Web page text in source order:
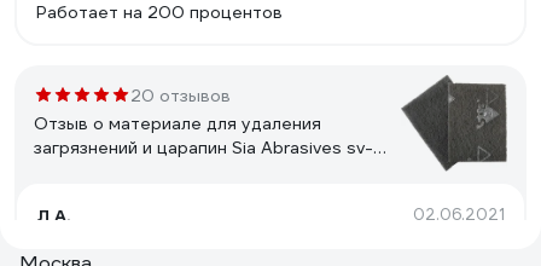
Работает на 200 процентов
20 отзывов
Отзыв о материале для удаления
загрязнений и царапин Sia Abrasives sv-
Л А.
02.06.2021